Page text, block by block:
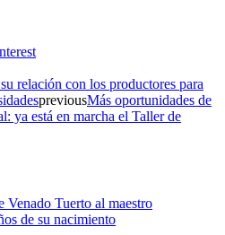
relación con los productores para
previousMás oportunidades de
ya está en marcha el Taller de